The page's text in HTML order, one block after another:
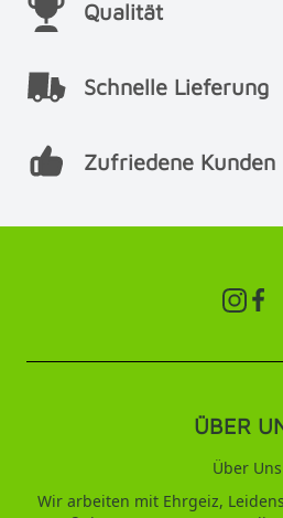
Qualität
Schnelle Lieferung
Zufriedene Kunden
ÜBER
Über Uns
Wir arbeiten mit Ehrgeiz,